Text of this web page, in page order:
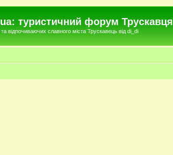
туристичний форум Трускавця
відпочиваючих славного міста Трускавець від di_di